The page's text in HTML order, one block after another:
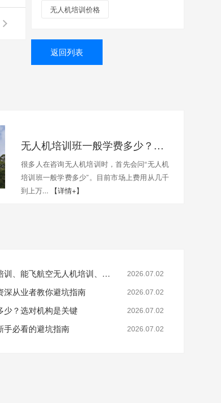
无人机培训价格
返回列表
无人机培训班一般学费多少？一文带你了解真实费用与选择技巧
很多人在咨询无人机培训时，首先会问“无人机
培训班一般学费多少”。目前市场上费用从几千
到上万...
【详情+】
文章关键词：无人机拍摄培训、能飞航空无人机培训、无人机航拍技巧、无人机培训机构选择 2026.07.02
深从业者教你避坑指南 2026.07.02
少？选对机构是关键 2026.07.02
手必看的避坑指南 2026.07.02